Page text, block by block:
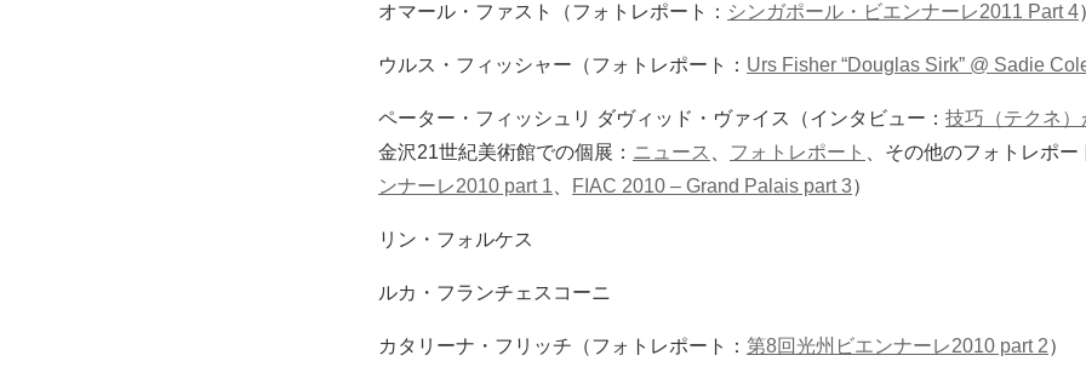
オマール・ファスト（フォトレポート： シンガポール・ビエンナーレ2011 Part 4
ウルス・フィッシャー（フォトレポート： Urs Fisher “Douglas Sirk” @ Sadie
ペーター・フィッシュリ ダヴィッド・ヴァイス（インタビュー： 技巧（テクネ
金沢21世紀美術館での個展： ニュース フォトレポート 、その他のフォトレポー
ンナーレ2010 part 1
FIAC 2010 – Grand Palais part 3）
リン・フォルケス
ルカ・フランチェスコーニ
カタリーナ・フリッチ（フォトレポート： 第8回光州ビエンナーレ2010 part 2）